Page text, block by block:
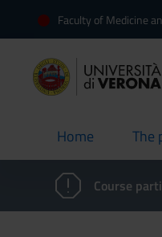
Faculty of Medicine
Home
current The
Course